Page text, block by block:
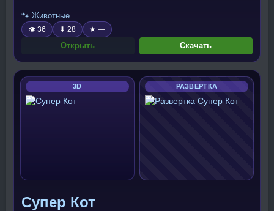
🐾 Животные
👁 36 ⬇ 28 ★ —
Открыть Скачать
3D РАЗВЕРТКА
Супер Кот